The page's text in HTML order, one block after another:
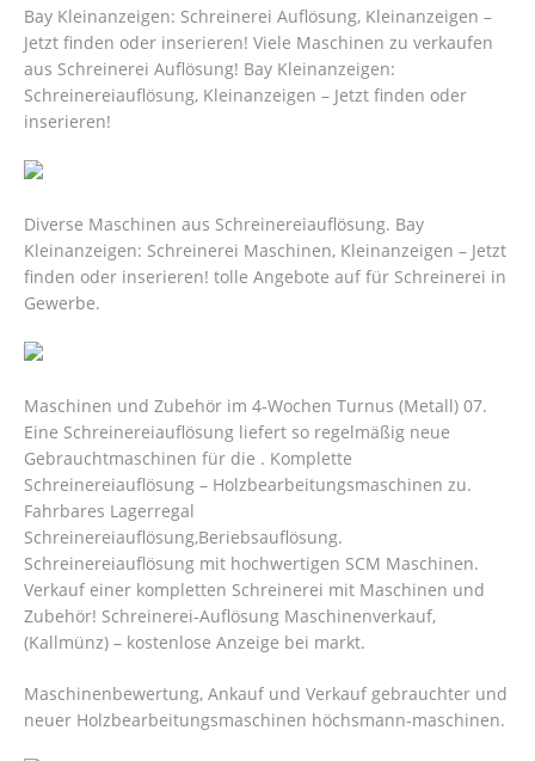
Bay Kleinanzeigen: Schreinerei Auflösung, Kleinanzeigen –
Jetzt finden oder inserieren! Viele Maschinen zu verkaufen
aus Schreinerei Auflösung! Bay Kleinanzeigen:
Schreinereiauflösung, Kleinanzeigen – Jetzt finden oder
inserieren!
Diverse Maschinen aus Schreinereiauflösung. Bay
Kleinanzeigen: Schreinerei Maschinen, Kleinanzeigen – Jetzt
finden oder inserieren! tolle Angebote auf für Schreinerei in
Gewerbe.
Maschinen und Zubehör im 4-Wochen Turnus (Metall) 07.
Eine Schreinereiauflösung liefert so regelmäßig neue
Gebrauchtmaschinen für die . Komplette
Schreinereiauflösung – Holzbearbeitungsmaschinen zu.
Fahrbares Lagerregal
Schreinereiauflösung,Beriebsauflösung.
Schreinereiauflösung mit hochwertigen SCM Maschinen.
Verkauf einer kompletten Schreinerei mit Maschinen und
Zubehör! Schreinerei-Auflösung Maschinenverkauf,
(Kallmünz) – kostenlose Anzeige bei markt.
Maschinenbewertung, Ankauf und Verkauf gebrauchter und
neuer Holzbearbeitungsmaschinen höchsmann-maschinen.